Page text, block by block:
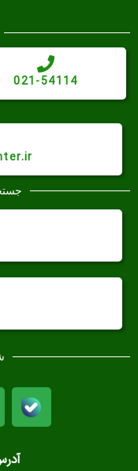
021-54114